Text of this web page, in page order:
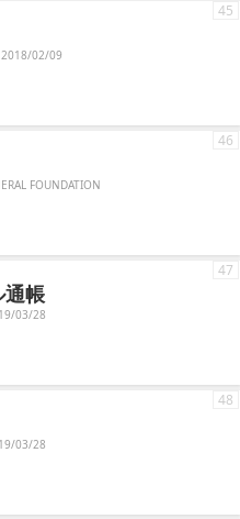
2018/02/09
45
FOUNDATION
46
通帳
03/28
47
03/28
48